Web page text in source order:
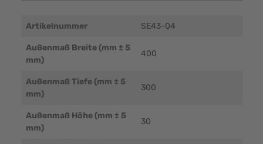
Artikelnummer SE43-04
Außenmaß Breite (mm ± 5
mm)
400
Außenmaß Tiefe (mm ± 5
mm)
300
Außenmaß Höhe (mm ± 5
mm)
30